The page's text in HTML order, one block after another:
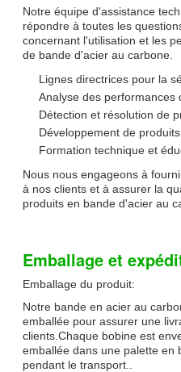
Notre équipe d'assistance
répondre à toutes les
concernant l'utilisation et les
de bande d'acier au carbone.
Lignes directrices pour la
Analyse des performances
Détection et résolution de
Développement de
Formation technique et
Nous nous engageons à
à nos clients et à assurer la
produits en bande d'acier au
Emballage et
Emballage du produit:
Notre bande en acier au
emballée pour assurer une
clients.Chaque bobine est
emballée dans une palette en
pendant le transport..